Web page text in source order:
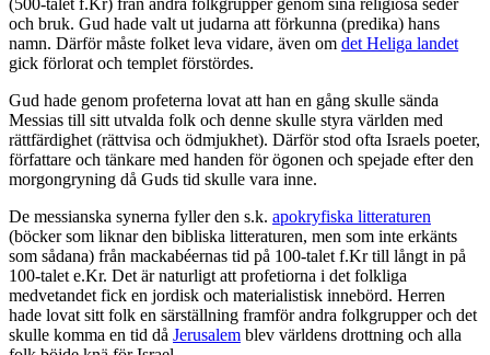
och bruk. Gud hade valt ut judarna att förkunna (predika) hans
namn. Därför måste folket leva vidare, även om det Heliga landet
gick förlorat och templet förstördes.
Gud hade genom profeterna lovat att han en gång skulle sända
Messias till sitt utvalda folk och denne skulle styra världen med
rättfärdighet (rättvisa och ödmjukhet). Därför stod ofta Israels poeter,
författare och tänkare med handen för ögonen och spejade efter den
morgongryning då Guds tid skulle vara inne.
De messianska synerna fyller den s.k. apokryfiska litteraturen
(böcker som liknar den bibliska litteraturen, men som inte erkänts
som sådana) från mackabéernas tid på 100-talet f.Kr till långt in på
100-talet e.Kr. Det är naturligt att profetiorna i det folkliga
medvetandet fick en jordisk och materialistisk innebörd. Herren
hade lovat sitt folk en särställning framför andra folkgrupper och det
skulle komma en tid då Jerusalem blev världens drottning och alla